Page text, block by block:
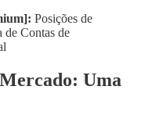
Posições de
de Contas de
Uma